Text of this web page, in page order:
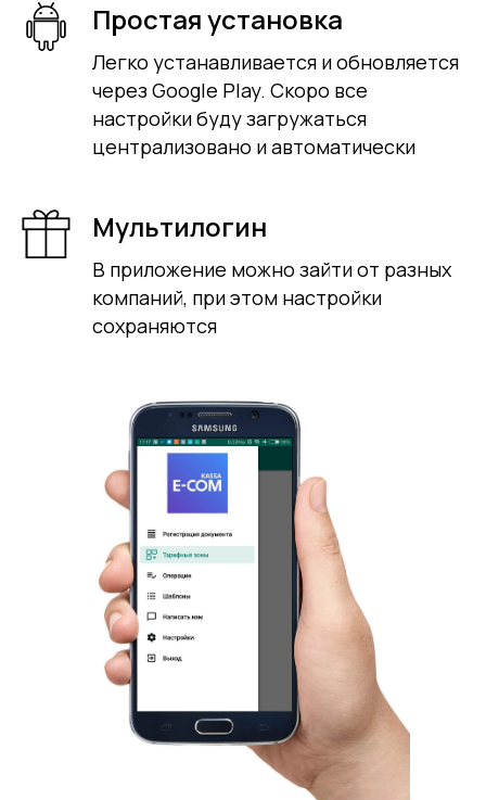
Простая установка
Легко устанавливается и обновляется
через Google Play. Скоро все
настройки буду загружаться
централизовано и автоматически
Мультилогин
В приложение можно зайти от разных
компаний, при этом настройки
сохраняются